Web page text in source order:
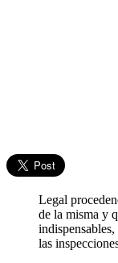
Legal
de la misma y
las